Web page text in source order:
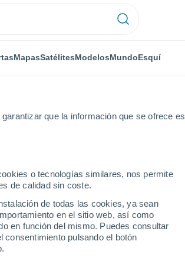
que la información que se ofrece es
o tecnologías similares, nos permite
de calidad sin coste.
de todas las cookies, ya sean
en el sitio web, así como
en función del mismo. Puedes consultar
pulsando el botón
MapasSatélitesModelosMundoEsquí
Indonesia